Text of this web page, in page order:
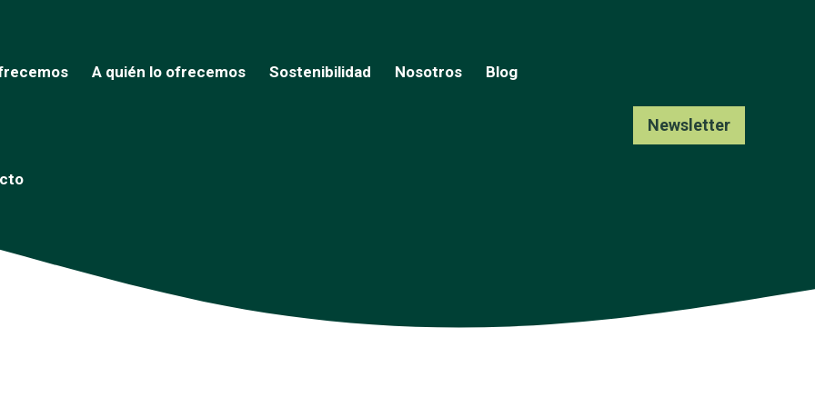
A quién lo ofrecemos Sostenibilidad Nosotros Blog
Newsletter